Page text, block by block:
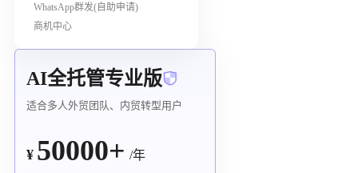
WhatsApp群发(自助申请)
商机中心
AI全托管专业版
适合多人外贸团队、内贸转型用户
¥ 50000+ /年